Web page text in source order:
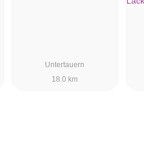
Untertauern
18.0 km